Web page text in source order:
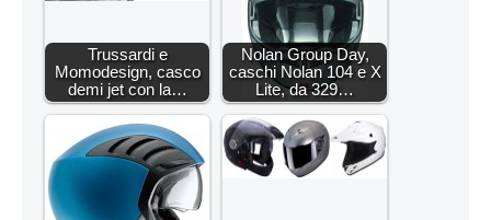
Trussardi e
Momodesign, casco
demi jet con la…
Nolan Group Day,
caschi Nolan 104 e X
Lite, da 329…